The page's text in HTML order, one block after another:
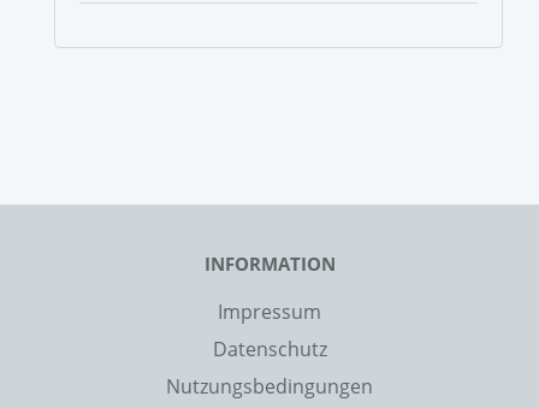
INFORMATION
Impressum
Datenschutz
Nutzungsbedingungen